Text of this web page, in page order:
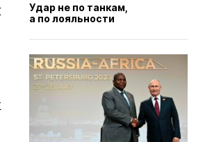
Удар не по танкам,
а по лояльности